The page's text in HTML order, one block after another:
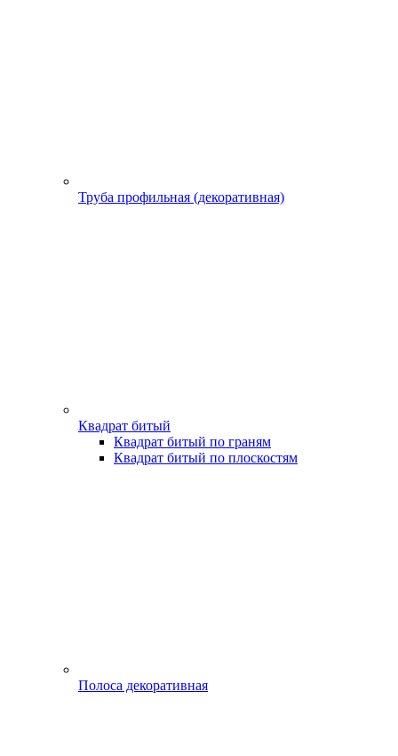
Труба профильная (декоративная)
Квадрат битый
Квадрат битый по граням
Квадрат битый по плоскостям
Полоса декоративная